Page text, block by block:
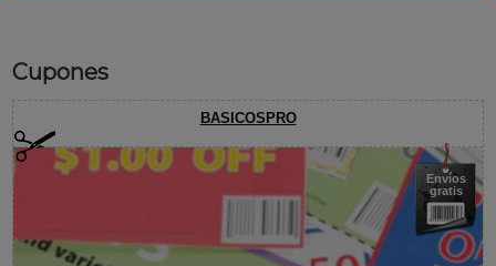
Cupones
BASICOSPRO
Envíos
gratis